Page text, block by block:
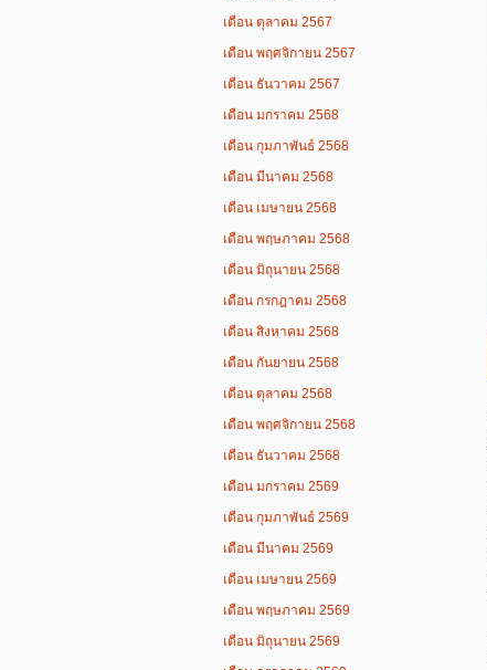
เดือน ตุลาคม 2567
เดือน พฤศจิกายน 2567
เดือน ธันวาคม 2567
เดือน มกราคม 2568
เดือน กุมภาพันธ์ 2568
เดือน มีนาคม 2568
เดือน เมษายน 2568
เดือน พฤษภาคม 2568
เดือน มิถุนายน 2568
เดือน กรกฎาคม 2568
เดือน สิงหาคม 2568
เดือน กันยายน 2568
เดือน ตุลาคม 2568
เดือน พฤศจิกายน 2568
เดือน ธันวาคม 2568
เดือน มกราคม 2569
เดือน กุมภาพันธ์ 2569
เดือน มีนาคม 2569
เดือน เมษายน 2569
เดือน พฤษภาคม 2569
เดือน มิถุนายน 2569